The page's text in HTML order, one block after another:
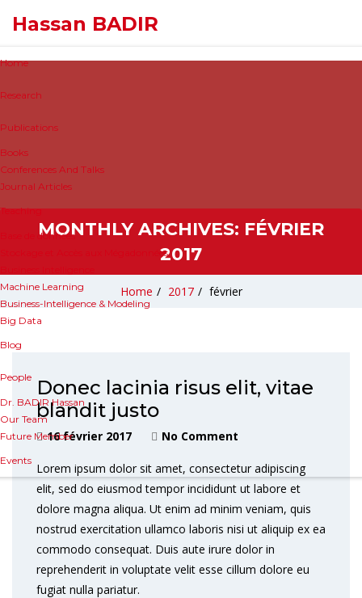
Hassan BADIR
Home
Research
Publications
Books
Conferences And Talks
Journal Articles
Teaching
Base de données
Stockage et Accès aux Mégadonnées
Machine Learning
Business-Intelligence & Modeling
Big Data
Blog
People
Dr. BADIR Hassan
Our Team
Future Member
Events
MONTHLY ARCHIVES: FÉVRIER
2017
Home / 2017 / février
Donec lacinia risus elit, vitae
blandit justo
16 février 2017 No Comment
Lorem ipsum dolor sit amet, consectetur adipiscing
elit, sed do eiusmod tempor incididunt ut labore et
dolore magna aliqua. Ut enim ad minim veniam, quis
nostrud exercitation ullamco laboris nisi ut aliquip ex ea
commodo consequat. Duis aute irure dolor in
reprehenderit in voluptate velit esse cillum dolore eu
fugiat nulla pariatur.